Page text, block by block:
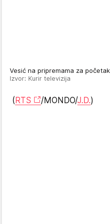
Vesić na pripremama za
Izvor: Kurir televizija
( RTS /MONDO/J.D.)